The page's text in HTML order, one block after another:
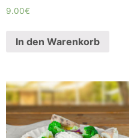
9.00€
In den Warenkorb